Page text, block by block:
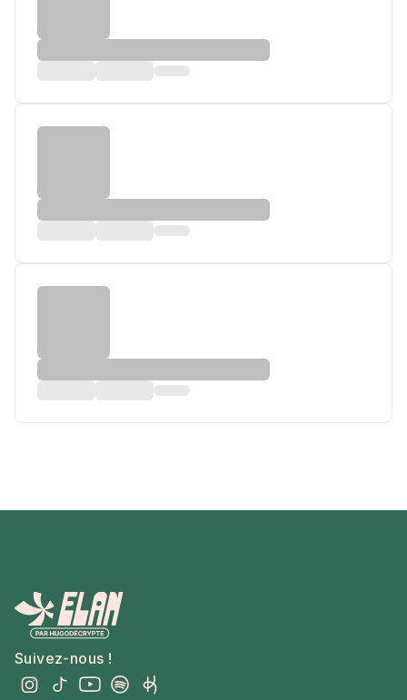
Suivez-nous !